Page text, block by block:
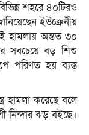
শহরে ৪০টিরও
ইউক্রেনীয়
হামলায় অন্তত ৩০
সবচেয়ে বড় শিশু
পরিণত হয় ব্যস্ত
হামলা করেছে বলে
নিন্দার ঝড় বইছে।